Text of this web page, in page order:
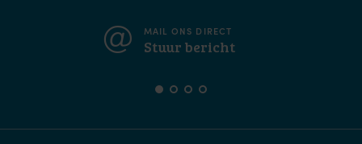
MAIL ONS DIRECT
Stuur bericht